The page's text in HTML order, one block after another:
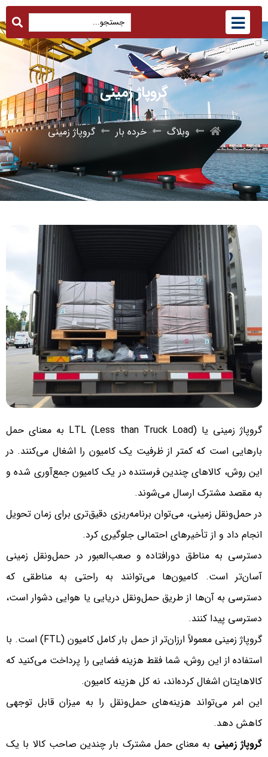
گروپاژ زمینی
وبلاگ خرده بار گروپاژ زمینی
گروپاژ زمینی یا LTL (Less than Truck Load) به معنای حمل
بارهایی است که کمتر از ظرفیت یک کامیون را اشغال می‌کنند. در
این روش، کالاهای چندین فرستنده در یک کامیون جمع‌آوری شده و
به مقصد مشترک ارسال می‌شوند.
در حمل‌ونقل زمینی، می‌توان برنامه‌ریزی دقیق‌تری برای زمان تحویل
انجام داد و از تأخیرهای احتمالی جلوگیری کرد.
دسترسی به مناطق دورافتاده و صعب‌العبور در حمل‌ونقل زمینی
آسان‌تر است. کامیون‌ها می‌توانند به راحتی به مناطقی که
دسترسی به آن‌ها از طریق حمل‌ونقل دریایی یا هوایی دشوار است،
دسترسی پیدا کنند.
گروپاژ زمینی معمولاً ارزان‌تر از حمل بار کامل کامیون (FTL) است. با
استفاده از این روش، شما فقط هزینه فضایی را پرداخت می‌کنید که
کالاهایتان اشغال کرده‌اند، نه کل هزینه کامیون.
این امر می‌تواند هزینه‌های حمل‌ونقل را به میزان قابل توجهی
کاهش دهد.
گروپاژ زمینی به معنای حمل مشترک بار چندین صاحب کالا با یک